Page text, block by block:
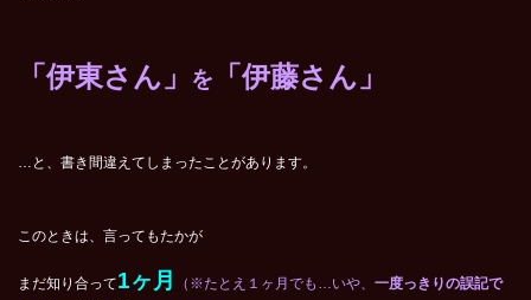
「伊東さん」 を 「伊藤さん」
…と、書き間違えてしまったことがあります。
このときは、言ってもたかが
まだ知り合って1ヶ月 （※たとえ１ヶ月でも…いや、 一度っきりの誤記で